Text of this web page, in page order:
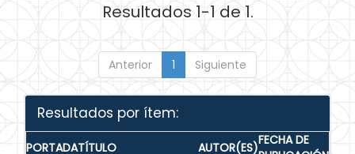
Resultados 1-1 de 1.
Anterior 1 Siguiente
Resultados por ítem:
PORTADATÍTULO AUTOR(ES)FECHA DE